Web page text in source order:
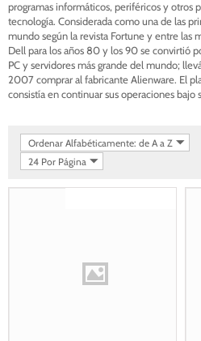
programas informáticos, periféricos y otros
tecnología. Considerada como una de las
mundo según la revista Fortune y entre las
Dell para los años 80 y los 90 se convirtió
PC y servidores más grande del mundo;
2007 comprar al fabricante Alienware. El
consistía en continuar sus operaciones bajo
Ordenar Alfabéticamente: de A a Z
24 Por Página